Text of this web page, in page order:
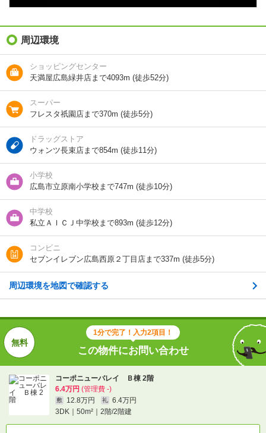
総戸数 4戸
住所 広島県広島市安佐南区西原１
地図を見る
交通
ＪＲ可部線/下祇園駅 歩10分
この物件にお問い合わせ
コーポニューバレイ Ｂ棟 2階
6.4万円 (管理費 -)
敷
3DK｜50m²｜2階/2階建
最新の空室状況を知りたい
実際に 詳しく知りたい
間取りや設備を
不動産会社に相談したい
電話で問い合わせ
周辺環境
ショッピングセンター
天満屋広島緑井店まで4093m (徒歩52分)
スーパー
フレスタ祇園店まで370m (徒歩5分)
ドラッグストア
ウォンツ長束店まで854m (徒歩11分)
小学校
広島市立原南小学校まで747m (徒歩10分)
中学校
私立ＡＩＣＪ中学校まで893m (徒歩12分)
コンビニ
セブンイレブン広島西原２丁目店まで337m (徒歩5分)
周辺環境を地図で確認する
1分で完了！入力2項目！
この物件にお問い合わせ
コーポニューバレイ Ｂ棟 2階
6.4万円 (管理費 -)
敷 12.8万円 礼
6.4万円
3DK｜50m²｜2階/2階建